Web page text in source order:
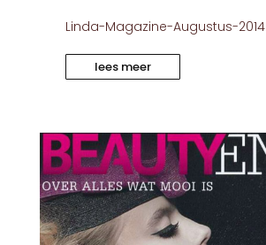
Linda-Magazine-Augustus-2014
lees meer